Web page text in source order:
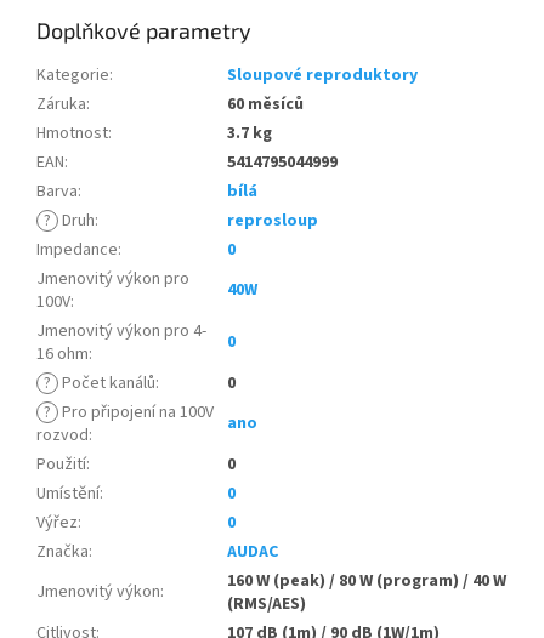
Doplňkové parametry
Kategorie:
Sloupové reproduktory
Záruka:
60 měsíců
Hmotnost:
3.7 kg
EAN:
5414795044999
Barva:
bílá
? Druh:
reprosloup
Impedance:
0
Jmenovitý výkon pro
100V:
40W
Jmenovitý výkon pro 4-
16 ohm:
0
? Počet kanálů:
0
? Pro připojení na 100V
rozvod:
ano
Použití:
0
Umístění:
0
Výřez:
0
Značka:
AUDAC
Jmenovitý výkon:
160 W (peak) / 80 W (program) / 40 W
(RMS/AES)